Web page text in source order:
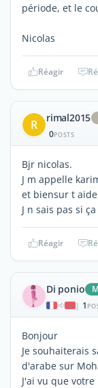
période, et le
Nicolas
Réagir
R rimal2015
0POSTS
Bjr nicolas.
J m appelle
et biensur t
J n sais pas si
Réagir
Di ponio
| 1
Bonjour
Je souhaiterais
d'arabe sur
J'ai vu que